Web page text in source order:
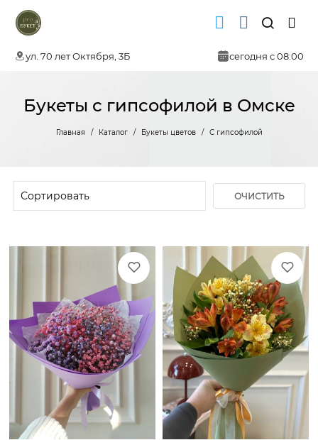
ул. 70 лет Октября, 3Б сегодня с 08:00
Букеты с гипсофилой в Омске
Главная Каталог Букеты цветов С гипсофилой
ОЧИСТИТЬ